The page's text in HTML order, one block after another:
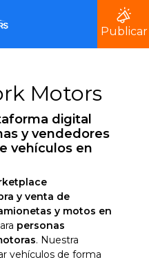
Publicar
Motors
digital
y vendedores
vehículos en
y venta de
y motos en
personas
. Nuestra
vehículos de forma